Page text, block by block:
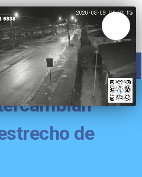
DEPORTES
de